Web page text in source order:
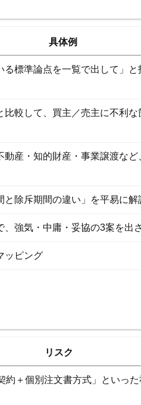
具体例
る標準論点を一覧で出して」
比較して、買主／売主に不利
動産・知的財産・事業譲渡な
と除斥期間の違い」を平易に解
強気・中庸・妥協の3案を出
ッピング
リスク
約＋個別注文書方式」といっ